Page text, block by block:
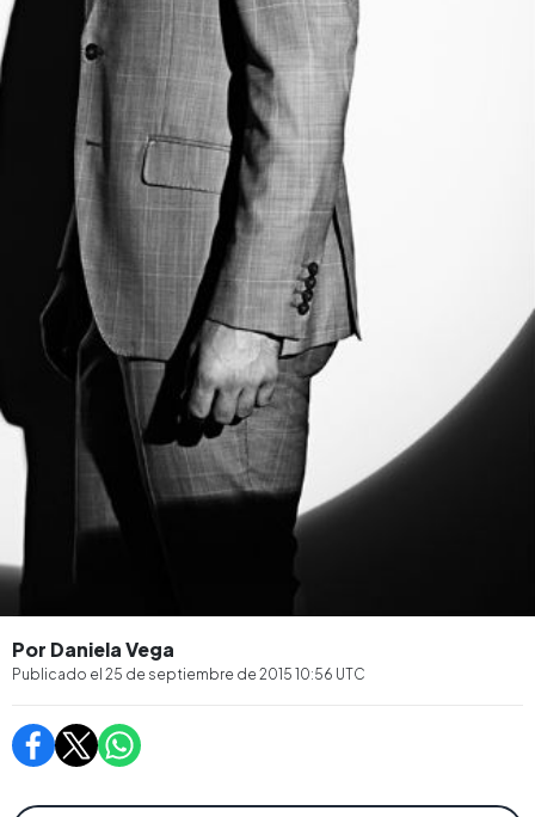
Por Daniela Vega
Publicado el 25 de septiembre de 2015 10:56 UTC